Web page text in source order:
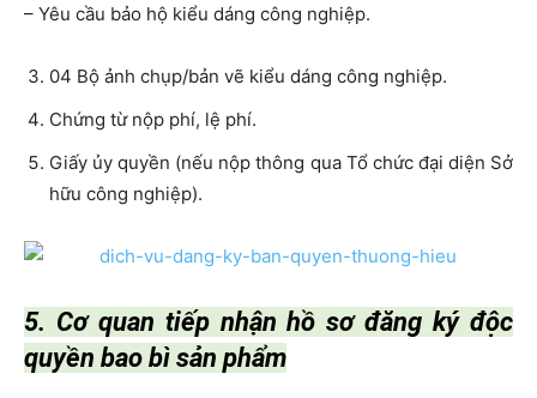
– Yêu cầu bảo hộ kiểu dáng công nghiệp.
04 Bộ ảnh chụp/bản vẽ kiểu dáng công nghiệp.
Chứng từ nộp phí, lệ phí.
Giấy ủy quyền (nếu nộp thông qua Tổ chức đại diện Sở
hữu công nghiệp).
5. Cơ quan tiếp nhận hồ sơ đăng ký độc
quyền bao bì sản phẩm